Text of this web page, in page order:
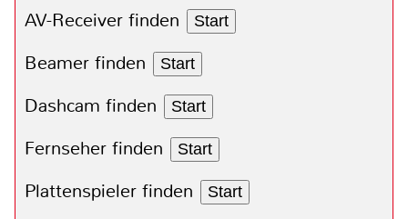
AV-Receiver finden Start
Beamer finden Start
Dashcam finden Start
Fernseher finden Start
Plattenspieler finden Start